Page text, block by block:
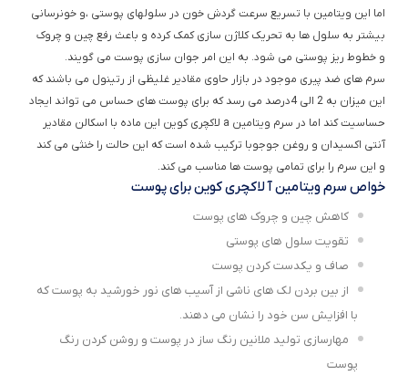
اما این ویتامین با تسریع سرعت گردش خون در سلولهای پوستی ،و خونرسانی
بیشتر به سلول ها به تحریک کلاژن سازی کمک کرده و باعث رفع چین و چروک
و خطوط ریز پوستی می شود. به این امر جوان سازی پوست می گویند.
سرم های ضد پیری موجود در بازار حاوی مقادیر غلیظی از رتینول می باشند که
این میزان به 2 الی 4درصد می رسد که برای پوست های حساس می تواند ایجاد
حساسیت کند اما در سرم ویتامین a لاکچری کوین این ماده با اسکالن مقادیر
آنتی اکسیدان و روغن جوجوبا ترکیب شده است که این حالت را خنثی می کند
و این سرم را برای تمامی پوست ها مناسب می کند.
خواص سرم ویتامین آ لاکچری کوین برای پوست
کاهش چین و چروک های پوست
تقویت سلول های پوستی
صاف و یکدست کردن پوست
از بین بردن لک های ناشی از آسیب های نور خورشید به پوست که
با افزایش سن خود را نشان می دهند.
مهارسازی تولید ملانین رنگ ساز در پوست و روشن کردن رنگ
پوست